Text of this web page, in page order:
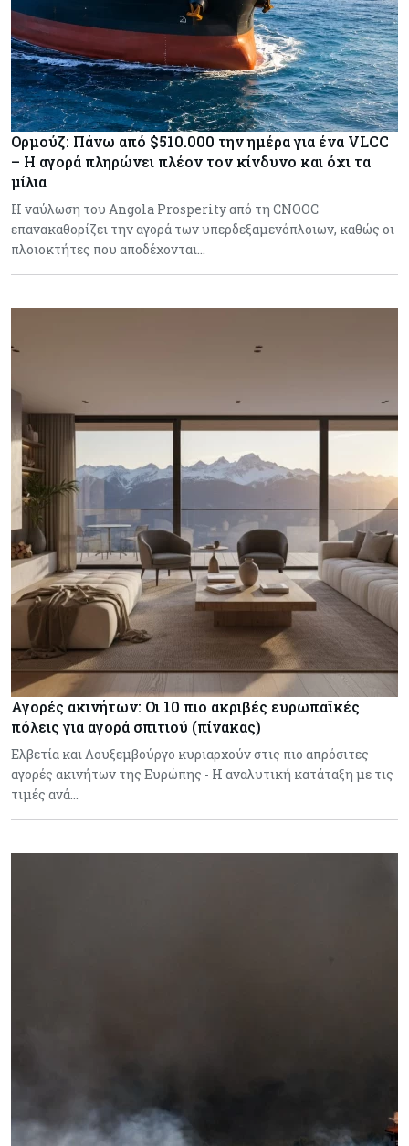
Ορμούζ: Πάνω από $510.000 την ημέρα για ένα VLCC
– Η αγορά πληρώνει πλέον τον κίνδυνο και όχι τα
μίλια
Η ναύλωση του Angola Prosperity από τη CNOOC
επανακαθορίζει την αγορά των υπερδεξαμενόπλοιων, καθώς οι
πλοιοκτήτες που αποδέχονται…
Αγορές ακινήτων: Οι 10 πιο ακριβές ευρωπαϊκές
πόλεις για αγορά σπιτιού (πίνακας)
Ελβετία και Λουξεμβούργο κυριαρχούν στις πιο απρόσιτες
αγορές ακινήτων της Ευρώπης - Η αναλυτική κατάταξη με τις
τιμές ανά…